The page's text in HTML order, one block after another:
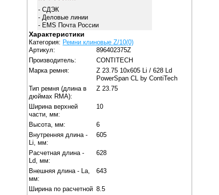
- СДЭК
- Деловые линии
- EMS Почта России
Характеристики
Категория: Ремни клиновые Z/10(0)
Артикул:
896402375Z
Производитель:
CONTITECH
Марка ремня:
Z 23.75 10x605 Li / 628 Ld
PowerSpan CL by ContiTech
Тип ремня (длина в
дюймах RMA):
Z 23.75
Ширина верхней
части, мм:
10
Высота, мм:
6
Внутренняя длина -
Li, мм:
605
Расчетная длина -
Ld, мм:
628
Внешняя длина - La,
мм:
643
Ширина по расчетной 8.5